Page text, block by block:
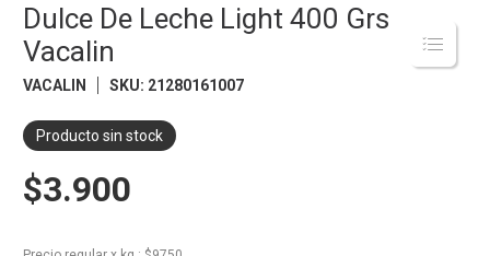
Dulce De Leche Light 400 Grs
Vacalin
VACALIN SKU: 21280161007
Producto sin stock
$3.900
Cerveza
Fideos
Juguetes